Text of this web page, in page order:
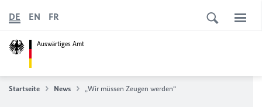
Auswärtiges Amt
DE EN FR
Startseite News „Wir müssen Zeugen werden“